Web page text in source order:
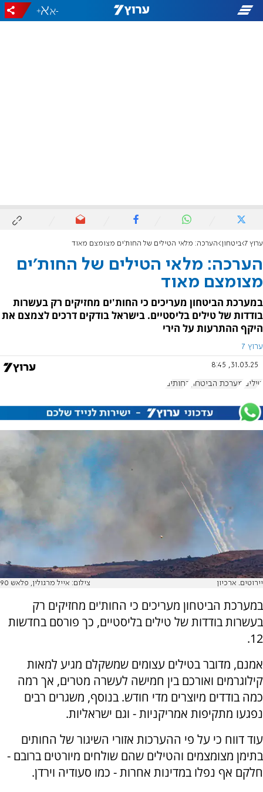
-
+
ערוץ 7 ביטחון הערכה: מלאי הטילים של החות'ים מצומצם מאוד
הערכה: מלאי הטילים של החות'ים
מצומצם מאוד
במערכת הביטחון מעריכים כי החות'ים מחזיקים רק בעשרות
בודדות של טילים בליסטיים. בישראל בודקים דרכים לצמצם את
היקף ההתרעות על הירי
ערוץ 7
31.03.25, 8:45
טילים מערכת הביטחון החותים
יירוטים. ארכיון צילום: אייל מרגולין, פלאש 90
במערכת הביטחון מעריכים כי החות'ים מחזיקים רק
בעשרות בודדות של טילים בליסטיים, כך פורסם בחדשות
12.
אמנם, מדובר בטילים עצומים שמשקלם מגיע לִמאות
קילוגרמים ואורכם בין חמישה לעשרה מטרים, אך רמה
כמה בודדים מיוצרים מדי חודש. בנוסף, משגרים רבים
נפגעו מתקיפות אמריקניות - וגם ישראליות.
עוד דווח כי על פי ההערכות אזורי השיגור של החותים
בתימן מצומצמים והטילים שהם שולחים מיורטים ברובם -
חלקם אף נפלו במדינות אחרות - כמו סעודיה וירדן.